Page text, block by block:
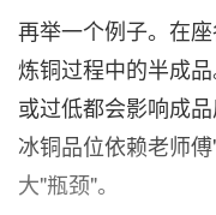
再举一个例子。在
炼铜过程中的半成
或过低都会影响成
冰铜品位依赖老师
大"瓶颈"。